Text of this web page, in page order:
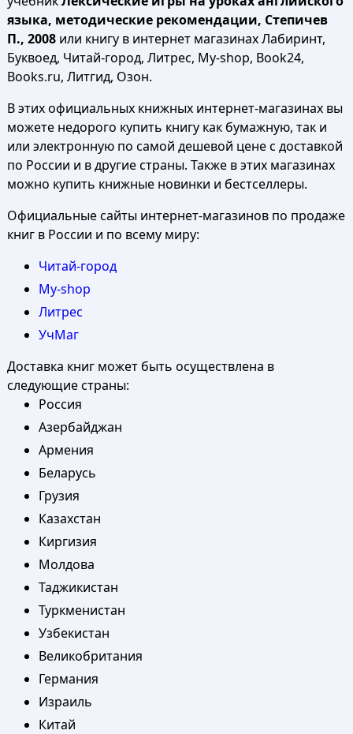
языка, методические рекомендации, Степичев
П., 2008или книгу в интернет магазинах Лабиринт,
Буквоед, Читай-город, Литрес, My-shop, Book24,
Books.ru, Литгид, Озон.
В этих официальных книжных интернет-магазинах вы
можете недорого купить книгу как бумажную, так и
или электронную по самой дешевой цене с доставкой
по России и в другие страны. Также в этих магазинах
можно купить книжные новинки и бестселлеры.
Официальные сайты интернет-магазинов по продаже
книг в России и по всему миру:
Читай-город
My-shop
Литрес
УчМаг
Доставка книг может быть осуществлена в
следующие страны:
Россия
Азербайджан
Армения
Беларусь
Грузия
Казахстан
Киргизия
Молдова
Таджикистан
Туркменистан
Узбекистан
Великобритания
Германия
Израиль
Китай